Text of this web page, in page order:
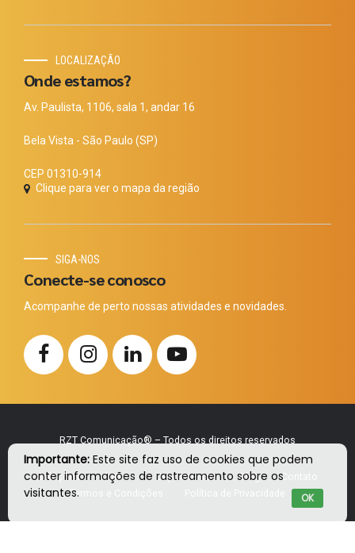
LOCALIZAÇÃO
Onde estamos?
Av. Paulista, 1106, sala 1, andar 16
Bela Vista - São Paulo (SP)
CEP 01310-914
Clique para ver o mapa da região
SIGA-NOS
Conecte-se conosco
Acompanhe de perto nossas atividades e novidades.
RZT Comunicação® – Todos os direitos reservados
Soluções Cursos Depoimentos Blog
Contato
Termos e Condições
Importante: Este site faz uso de cookies que podem
conter informações de rastreamento sobre os
visitantes.
OK